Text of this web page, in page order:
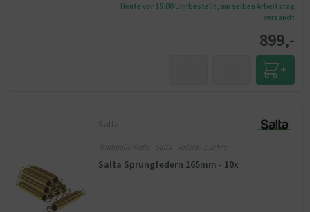
Heute vor 15:00 Uhr bestellt, am selben Arbeitstag
versandt
899,-
Salta
Trampolin Feder - Salta - Federn - 1 Jahre
Salta Sprungfedern 165mm - 10x